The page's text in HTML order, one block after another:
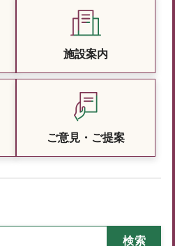
施設案内
ご意見・ご提案